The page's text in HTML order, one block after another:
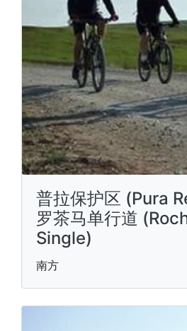
普拉保护区 (Pura
罗茶马单行道
Single)
南方